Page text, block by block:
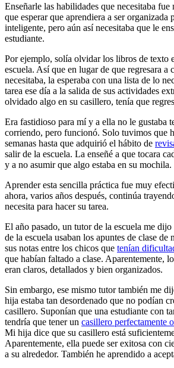
Enseñarle las habilidades que necesitaba
que esperar que aprendiera a ser organizada
inteligente, pero aún así necesitaba que le
estudiante.
Por ejemplo, solía olvidar los libros de texto
escuela. Así que en lugar de que regresara a
necesitaba, la esperaba con una lista de lo
tarea ese día a la salida de sus actividades
olvidado algo en su casillero, tenía que
Era fastidioso para mí y a ella no le gustaba
corriendo, pero funcionó. Solo tuvimos que
semanas hasta que adquirió el hábito de
salir de la escuela. La enseñé a que tocara
y a no asumir que algo estaba en su mochila.
Aprender esta sencilla práctica fue muy
ahora, varios años después, continúa
necesita para hacer su tarea.
El año pasado, un tutor de la escuela me
de la escuela usaban los apuntes de clase
sus notas entre los chicos que tenían
que habían faltado a clase. Aparentemente,
eran claros, detallados y bien organizados.
Sin embargo, ese mismo tutor también me
hija estaba tan desordenado que no podían
casillero. Suponían que una estudiante con
tendría que tener un casillero perfectamente
Mi hija dice que su casillero está
Aparentemente, ella puede ser exitosa con
a su alrededor. También he aprendido a